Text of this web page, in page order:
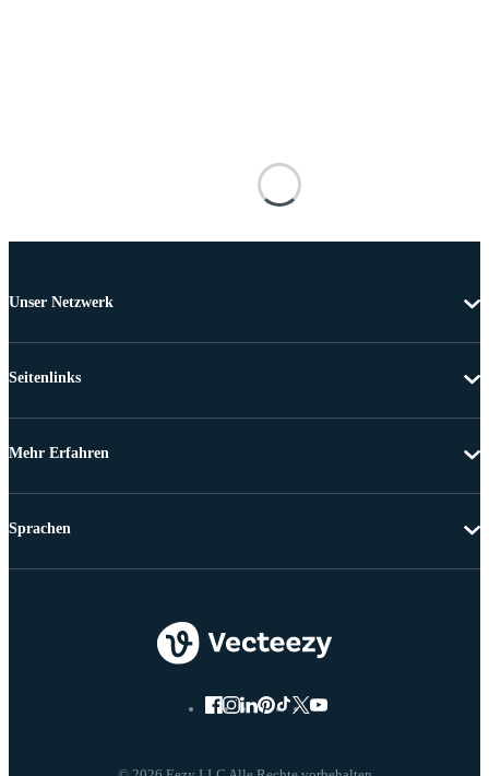
Unser Netzwerk
Seitenlinks
Mehr Erfahren
Sprachen